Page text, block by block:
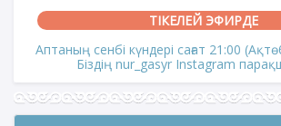
ТІКЕЛЕЙ ЭФИРДЕ
Аптаның сенбі күндері сағат 21:00
Біздің nur_gasyr Instagram